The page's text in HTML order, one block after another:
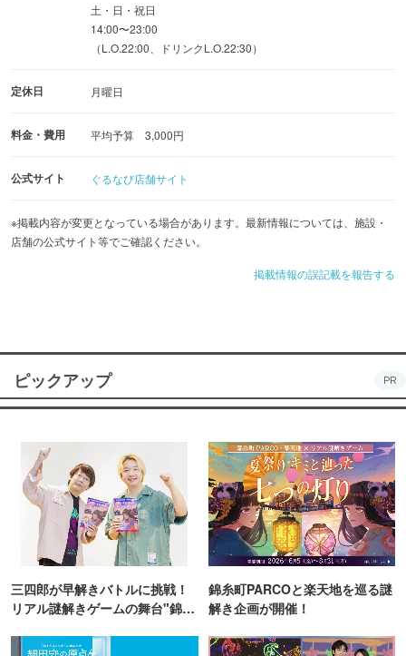
土・日・祝日
14:00〜23:00
（L.O.22:00、ドリンクL.O.22:30）
定休日 月曜日
料金・費用 平均予算 3,000円
公式サイト ぐるなび店舗サイト
※掲載内容が変更となっている場合があります。最新情報については、施設・
店舗の公式サイト等でご確認ください。
掲載情報の誤記載を報告する
ピックアップ PR
三四郎が早解きバトルに挑戦！
リアル謎解きゲームの舞台"錦糸
錦糸町PARCOと楽天地を巡る謎
解き企画が開催！